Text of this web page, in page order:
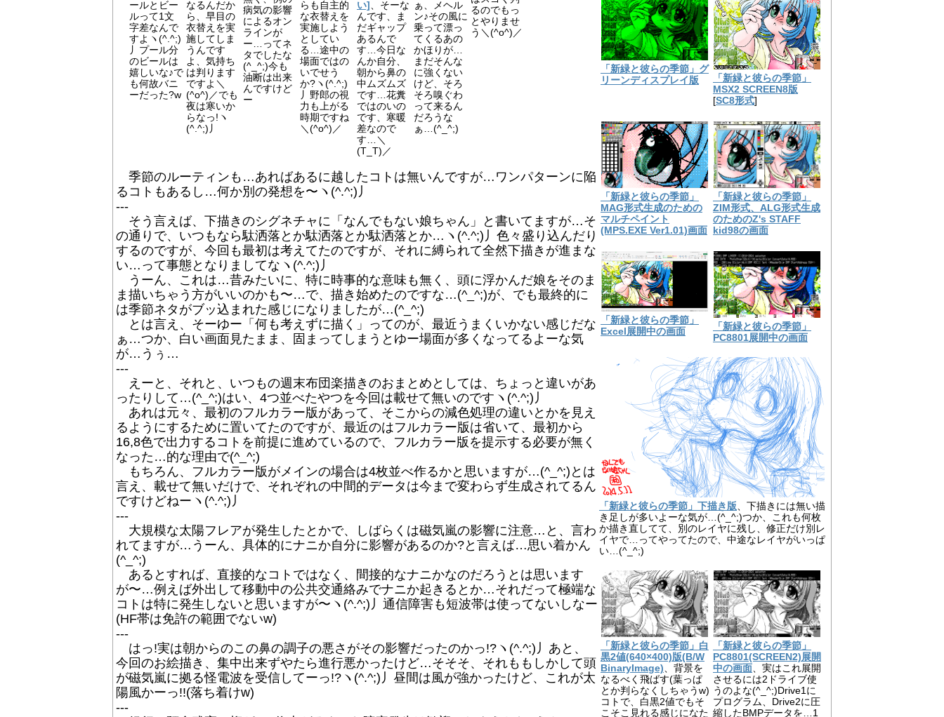
「新緑と彼らの季節」グ
リーンディスプレイ版
「新緑と彼らの季節」
MSX2 SCREEN8版
[SC8形式]
「新緑と彼らの季節」
MAG形式生成のための
マルチペイント
(MPS.EXE Ver1.01)画面
「新緑と彼らの季節」
ZIM形式、ALG形式生成
のためのZ's STAFF
kid98の画面
「新緑と彼らの季節」
Excel展開中の画面
「新緑と彼らの季節」
PC8801展開中の画面
「新緑と彼らの季節」下描き版、下描きには無い描
き足しが多いよーな気が…(^_^;)つか、これも何枚
か描き直してて、別のレイヤに残し、修正だけ別レ
イヤで…ってやってたので、中途なレイヤがいっぱ
い…(^_^;)
「新緑と彼らの季節」白
黒2値(640×400)版(B/W
BinaryImage)、背景を
なるべく飛ばす(葉っぱ
とか判らなくしちゃうw)
コトで、白黒2値でもそ
こそこ見れる感じになた
「新緑と彼らの季節」
PC8801(SCREEN2)展開
中の画面、実はこれ展開
させるには2ドライブ使
うのよな(^_^;)Drive1に
プログラム、Drive2に圧
縮したBMPデータを…1
ールとビー
ルって1文
字差なんで
すよヽ(^.^;)
丿プール分
のビールは
嬉しいな♪で
も何故バニ
ーだった?w
なるんだか
ら、早目の
衣替えを実
施してしま
うんです
よ、気持ち
は判ります
ですよ＼
(^o^)／でも
夜は寒いか
らなっ!ヽ
(^.^;)丿
病気の影響
によるオン
ラインが
ー…ってネ
タでしたな
(^_^;)今も
油断は出来
んですけど
ー
らも自主的
な衣替えを
実施しよう
としてい
る…途中の
場面ではの
いでせう
か?ヽ(^.^;)
丿野郎の視
力も上がる
時期ですね
＼(^o^)／
い] 、そーな
んです、ま
だギャップ
あるんで
す…今日な
んか自分、
朝から鼻の
中ムズムズ
です…花糞
ではのいの
です、寒暖
差なので
す…＼
(T_T)／
ぁ、メヘル
ン♪その風に
乗って漂っ
てくるあの
かほりが…
まだそんな
に強くない
けど、そろ
そろ嗅ぐわ
って来るん
だろうな
ぁ…(^_^;)
るのでもっ
とやりませ
う＼(^o^)／
季節のルーティンも…あればあるに越したコトは無いんですが…ワンパターンに陥
るコトもあるし…何か別の発想を〜ヽ(^.^;)丿
---
そう言えば、下描きのシグネチャに「なんでもない娘ちゃん」と書いてますが…そ
の通りで、いつもなら駄洒落とか駄洒落とか駄洒落とか…ヽ(^.^;)丿色々盛り込んだり
するのですが、今回も最初は考えてたのですが、それに縛られて全然下描きが進まな
い…って事態となりましてなヽ(^.^;)丿
うーん、これは…昔みたいに、特に時事的な意味も無く、頭に浮かんだ娘をそのま
ま描いちゃう方がいいのかも〜…で、描き始めたのですな…(^_^;)が、でも最終的に
は季節ネタがブッ込まれた感じになりましたが…(^_^;)
とは言え、そーゆー「何も考えずに描く」ってのが、最近うまくいかない感じだな
ぁ…つか、白い画面見たまま、固まってしまうとゆー場面が多くなってるよーな気
が…うぅ…
---
えーと、それと、いつもの週末布団楽描きのおまとめとしては、ちょっと違いがあ
ったりして…(^_^;)はい、4つ並べたやつを今回は載せて無いのですヽ(^.^;)丿
あれは元々、最初のフルカラー版があって、そこからの減色処理の違いとかを見え
るようにするために置いてたのですが、最近のはフルカラー版は省いて、最初から
16,8色で出力するコトを前提に進めているので、フルカラー版を提示する必要が無く
なった…的な理由で(^_^;)
もちろん、フルカラー版がメインの場合は4枚並べ作るかと思いますが…(^_^;)とは
言え、載せて無いだけで、それぞれの中間的データは今まで変わらず生成されてるん
ですけどねーヽ(^.^;)丿
---
大規模な太陽フレアが発生したとかで、しばらくは磁気嵐の影響に注意…と、言わ
れてますが…うーん、具体的にナニか自分に影響があるのか?と言えば…思い着かん
(^_^;)
あるとすれば、直接的なコトではなく、間接的なナニかなのだろうとは思います
が〜…例えば外出して移動中の公共交通絡みでナニか起きるとか…それだって極端な
コトは特に発生しないと思いますが〜ヽ(^.^;)丿通信障害も短波帯は使ってないしなー
(HF帯は免許の範囲でないw)
---
はっ!実は朝からのこの鼻の調子の悪さがその影響だったのかっ!?ヽ(^.^;)丿あと、
今回のお絵描き、集中出来ずやたら進行悪かったけど…そそそ、それももしかして頭
が磁気嵐に拠る怪電波を受信してーっ!?ヽ(^.^;)丿昼間は風が強かったけど、これが太
陽風かーっ!!(落ち着けw)
---